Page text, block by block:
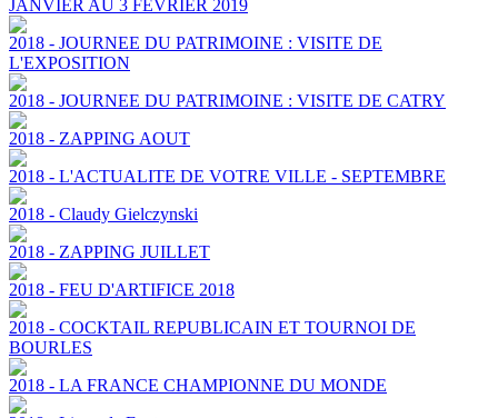
JANVIER AU 3 FEVRIER 2019
2018 - JOURNEE DU PATRIMOINE : VISITE DE
L'EXPOSITION
2018 - JOURNEE DU PATRIMOINE : VISITE DE CATRY
2018 - ZAPPING AOUT
2018 - L'ACTUALITE DE VOTRE VILLE - SEPTEMBRE
2018 - Claudy Gielczynski
2018 - ZAPPING JUILLET
2018 - FEU D'ARTIFICE 2018
2018 - COCKTAIL REPUBLICAIN ET TOURNOI DE
BOURLES
2018 - LA FRANCE CHAMPIONNE DU MONDE